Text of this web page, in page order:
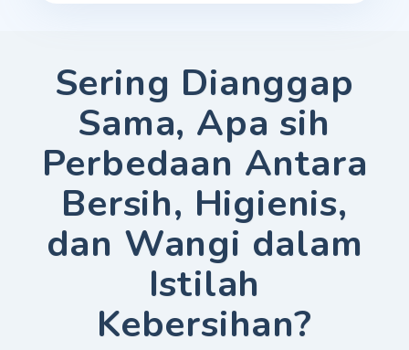
Sering Dianggap
Sama, Apa sih
Perbedaan Antara
Bersih, Higienis,
dan Wangi dalam
Istilah
Kebersihan?